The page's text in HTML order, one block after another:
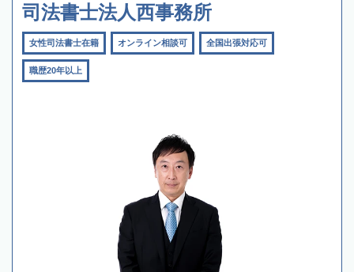
司法書士法人西事務所
女性司法書士在籍 オンライン相談可 全国出張対応可
職歴20年以上